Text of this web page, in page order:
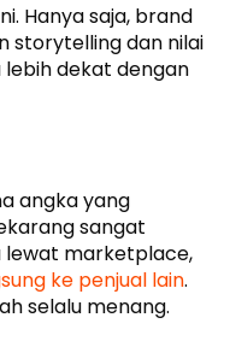
Hanya saja, brand
storytelling dan nilai
dekat dengan
angka yang
sangat
marketplace,
ke penjual lain.
selalu menang.